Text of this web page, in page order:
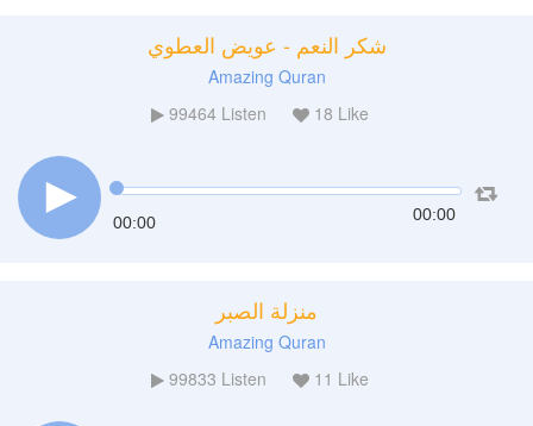
شكر النعم - عويض العطوي
Amazing Quran
99464Listen 18 Like
00:00 00:00
منزلة الصبر
Amazing Quran
99833 Listen 11 Like